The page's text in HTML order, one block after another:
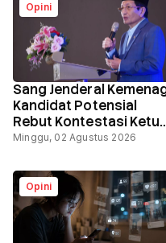
Opini
Sang Jenderal
Kandidat Potensial
Rebut Kontestasi
Umum PBNU
Minggu, 02 Agustus 2026
Opini